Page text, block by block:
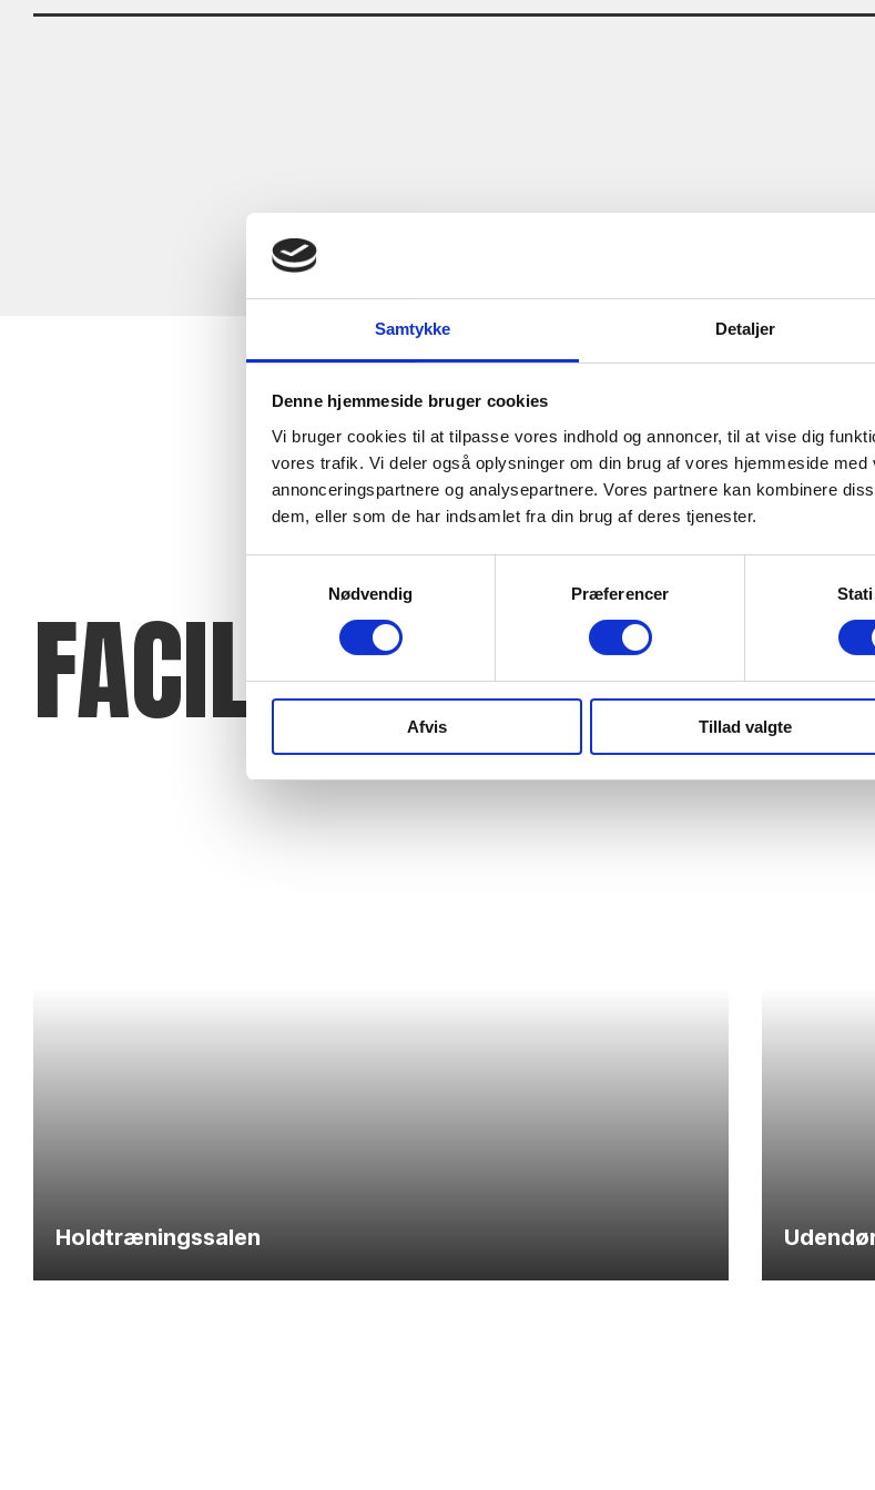
Samtykke Detaljer
Denne hjemmeside bruger cookies
Vi bruger cookies til at tilpasse vores indhold og annoncer, til at vise dig
vores trafik. Vi deler også oplysninger om din brug af vores hjemmeside
annonceringspartnere og analysepartnere. Vores partnere kan kombinere
dem, eller som de har indsamlet fra din brug af deres tjenester.
Nødvendig
Præferencer
Afvis Tillad valgte
Højskolernes idrætsstævne med masser af spændende workshops
FACILITETER
Holdtræningssalen